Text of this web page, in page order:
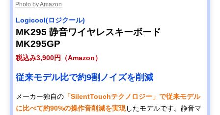
Photo by Amazon
Logicool(ロジクール)
MK295 静音ワイヤレスキーボード
MK295GP
税込み3,900円（Amazon）
従来モデル比で約9割ノイズを削減
メーカー独自の 「SilentTouchテクノロジー」で従来モデル
に比べて約90%の操作音削減を実現したモデルです。静音マ